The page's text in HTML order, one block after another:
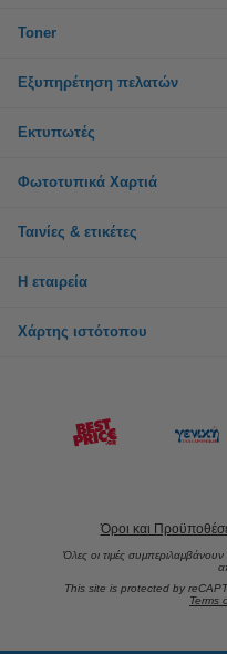
Toner
Εξυπηρέτηση πελατών
Εκτυπωτές
Φωτοτυπικά Χαρτιά
Ταινίες & ετικέτες
Η εταιρεία
Χάρτης ιστότοπου
Όροι και
Όλες οι τιμές
This site is protected by
Terms